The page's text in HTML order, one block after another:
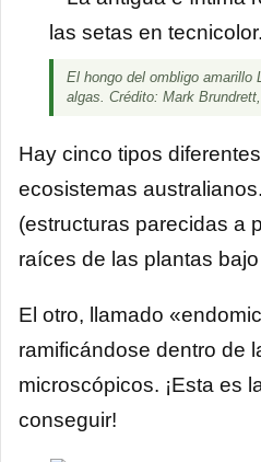
El hongo del ombligo amarillo
algas. Crédito: Mark
Hay cinco tipos
ecosistemas
(estructuras parecidas a
raíces de las plantas
El otro, llamado
ramificándose dentro de
microscópicos. ¡Esta es
conseguir!